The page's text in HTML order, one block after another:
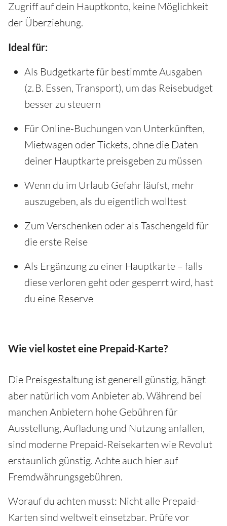
Zugriff auf dein Hauptkonto, keine Möglichkeit
der Überziehung.
Ideal für:
Als Budgetkarte für bestimmte Ausgaben
(z. B. Essen, Transport), um das Reisebudget
besser zu steuern
Für Online-Buchungen von Unterkünften,
Mietwagen oder Tickets, ohne die Daten
deiner Hauptkarte preisgeben zu müssen
Wenn du im Urlaub Gefahr läufst, mehr
auszugeben, als du eigentlich wolltest
Zum Verschenken oder als Taschengeld für
die erste Reise
Als Ergänzung zu einer Hauptkarte – falls
diese verloren geht oder gesperrt wird, hast
du eine Reserve
Wie viel kostet eine Prepaid-Karte?
Die Preisgestaltung ist generell günstig, hängt
aber natürlich vom Anbieter ab. Während bei
manchen Anbietern hohe Gebühren für
Ausstellung, Aufladung und Nutzung anfallen,
sind moderne Prepaid-Reisekarten wie Revolut
erstaunlich günstig. Achte auch hier auf
Fremdwährungsgebühren.
Worauf du achten musst: Nicht alle Prepaid-
Karten sind weltweit einsetzbar. Prüfe vor